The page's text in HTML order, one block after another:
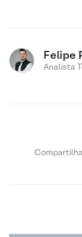
Felipe
Analista